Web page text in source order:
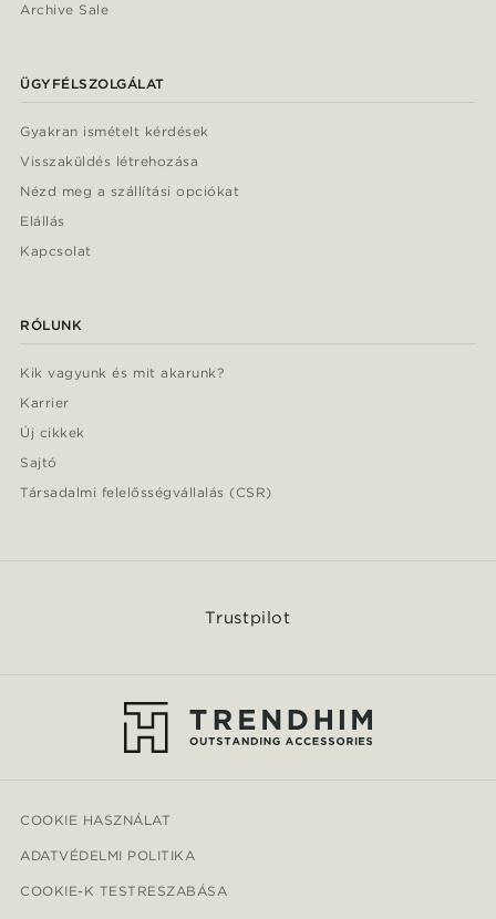
Archive Sale
ÜGYFÉLSZOLGÁLAT
Gyakran ismételt kérdések
Visszaküldés létrehozása
Nézd meg a szállítási opciókat
Elállás
Kapcsolat
RÓLUNK
Kik vagyunk és mit akarunk?
Karrier
Új cikkek
Sajtó
Társadalmi felelősségvállalás (CSR)
Trustpilot
COOKIE HASZNÁLAT
ADATVÉDELMI POLITIKA
COOKIE-K TESTRESZABÁSA